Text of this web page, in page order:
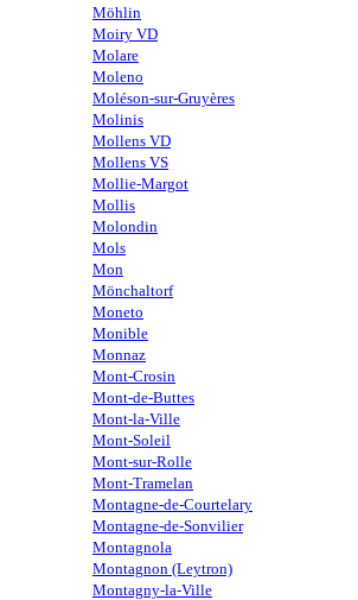
Möhlin
Moiry VD
Molare
Moleno
Moléson-sur-Gruyères
Molinis
Mollens VD
Mollens VS
Mollie-Margot
Mollis
Molondin
Mols
Mon
Mönchaltorf
Moneto
Monible
Monnaz
Mont-Crosin
Mont-de-Buttes
Mont-la-Ville
Mont-Soleil
Mont-sur-Rolle
Mont-Tramelan
Montagne-de-Courtelary
Montagne-de-Sonvilier
Montagnola
Montagnon (Leytron)
Montagny-la-Ville